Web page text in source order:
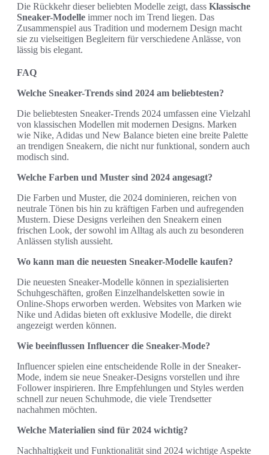
Die Rückkehr dieser beliebten Modelle zeigt, dass Klassische
Sneaker-Modelle immer noch im Trend liegen. Das
Zusammenspiel aus Tradition und modernem Design macht
sie zu vielseitigen Begleitern für verschiedene Anlässe, von
lässig bis elegant.
FAQ
Welche Sneaker-Trends sind 2024 am beliebtesten?
Die beliebtesten Sneaker-Trends 2024 umfassen eine Vielzahl
von klassischen Modellen mit modernen Designs. Marken
wie Nike, Adidas und New Balance bieten eine breite Palette
an trendigen Sneakern, die nicht nur funktional, sondern auch
modisch sind.
Welche Farben und Muster sind 2024 angesagt?
Die Farben und Muster, die 2024 dominieren, reichen von
neutrale Tönen bis hin zu kräftigen Farben und aufregenden
Mustern. Diese Designs verleihen den Sneakern einen
frischen Look, der sowohl im Alltag als auch zu besonderen
Anlässen stylish aussieht.
Wo kann man die neuesten Sneaker-Modelle kaufen?
Die neuesten Sneaker-Modelle können in spezialisierten
Schuhgeschäften, großen Einzelhandelsketten sowie in
Online-Shops erworben werden. Websites von Marken wie
Nike und Adidas bieten oft exklusive Modelle, die direkt
angezeigt werden können.
Wie beeinflussen Influencer die Sneaker-Mode?
Influencer spielen eine entscheidende Rolle in der Sneaker-
Mode, indem sie neue Sneaker-Designs vorstellen und ihre
Follower inspirieren. Ihre Empfehlungen und Styles werden
schnell zur neuen Schuhmode, die viele Trendsetter
nachahmen möchten.
Welche Materialien sind für 2024 wichtig?
Nachhaltigkeit und Funktionalität sind 2024 wichtige Aspekte